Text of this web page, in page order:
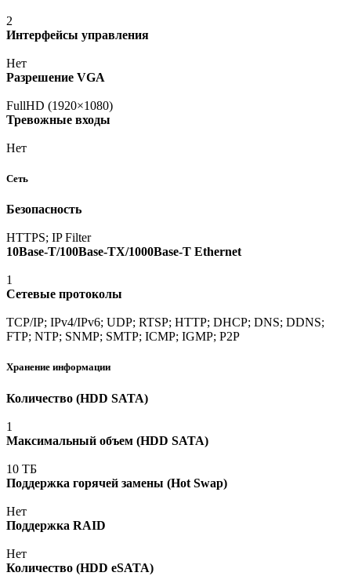
2
Интерфейсы управления
Нет
Разрешение VGA
FullHD (1920×1080)
Тревожные входы
Нет
Сеть
Безопасность
HTTPS; IP Filter
10Base-T/100Base-TX/1000Base-T Ethernet
1
Сетевые протоколы
TCP/IP; IPv4/IPv6; UDP; RTSP; HTTP; DHCP; DNS; DDNS;
FTP; NTP; SNMP; SMTP; ICMP; IGMP; P2P
Хранение информации
Количество (HDD SATA)
1
Максимальный объем (HDD SATA)
10 ТБ
Поддержка горячей замены (Hot Swap)
Нет
Поддержка RAID
Нет
Количество (HDD eSATA)